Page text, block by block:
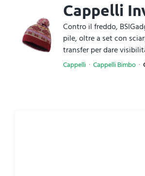
Cappelli
Contro il freddo,
pile, oltre a set con
transfer per dare
Cappelli Cappelli Bimbo